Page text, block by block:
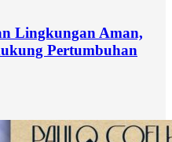
Lingkungan Aman,
Pertumbuhan